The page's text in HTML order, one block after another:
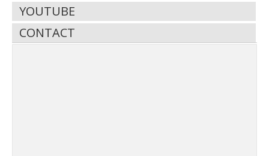
YOUTUBE
CONTACT